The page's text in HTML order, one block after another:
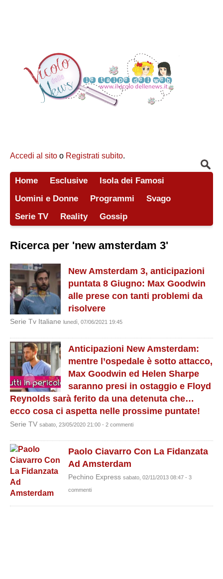
Accedi al sito o Registrati subito.
Home Esclusive
Isola dei Famosi
Uomini e Donne
Programmi
Svago
Serie TV
Reality Gossip
Ricerca per 'new amsterdam 3'
New Amsterdam 3, anticipazioni
puntata 8 Giugno: Max Goodwin
alle prese con tanti problemi da
risolvere
Serie Tv Italiane lunedì, 07/06/2021 19:45
Anticipazioni New Amsterdam:
mentre l’ospedale è sotto attacco,
Max Goodwin ed Helen Sharpe
saranno presi in ostaggio e Floyd
Reynolds sarà ferito da una detenuta che…
ecco cosa ci aspetta nelle prossime puntate!
Serie TV sabato, 23/05/2020 21:00 - 2 commenti
Paolo Ciavarro Con La Fidanzata
Ad Amsterdam
Pechino Express sabato, 02/11/2013 08:47 - 3
commenti